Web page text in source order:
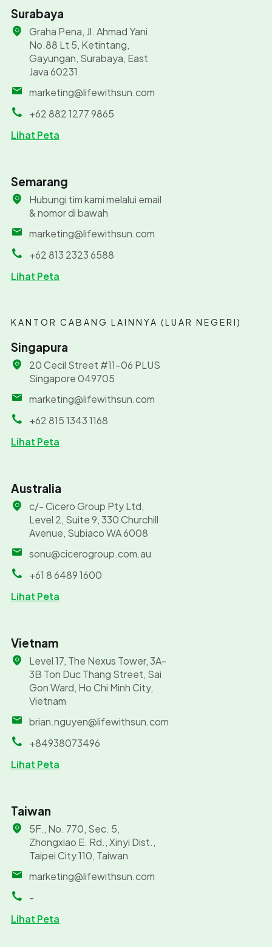
Surabaya
Graha Pena, Jl. Ahmad Yani
No.88 Lt 5, Ketintang,
Gayungan, Surabaya, East
Java 60231
marketing@lifewithsun.com
+62 882 1277 9865
Lihat Peta
Semarang
Hubungi tim kami melalui email
& nomor di bawah
marketing@lifewithsun.com
+62 813 2323 6588
Lihat Peta
KANTOR CABANG LAINNYA (LUAR NEGERI)
Singapura
20 Cecil Street #11-06 PLUS
Singapore 049705
marketing@lifewithsun.com
+62 815 1343 1168
Lihat Peta
Australia
c/- Cicero Group Pty Ltd,
Level 2, Suite 9, 330 Churchill
Avenue, Subiaco WA 6008
sonu@cicerogroup.com.au
+61 8 6489 1600
Lihat Peta
Vietnam
Level 17, The Nexus Tower, 3A-
3B Ton Duc Thang Street, Sai
Gon Ward, Ho Chi Minh City,
Vietnam
brian.nguyen@lifewithsun.com
+84938073496
Lihat Peta
Taiwan
5F., No. 770, Sec. 5,
Zhongxiao E. Rd., Xinyi Dist.,
Taipei City 110, Taiwan
marketing@lifewithsun.com
-
Lihat Peta